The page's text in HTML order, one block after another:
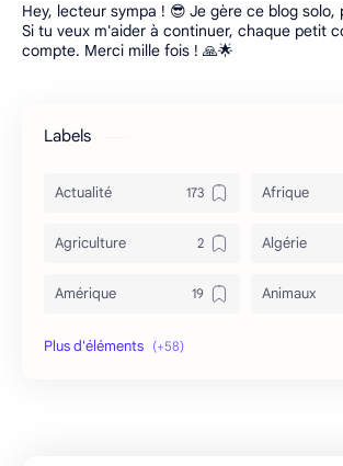
Hey, lecteur sympa ! 😎 Je gère ce blog solo,
Si tu veux m'aider à continuer, chaque petit
compte. Merci mille fois ! 🙏🌟
Labels
Actualité Afrique
Agriculture Algérie
Amérique Animaux
Archéologie